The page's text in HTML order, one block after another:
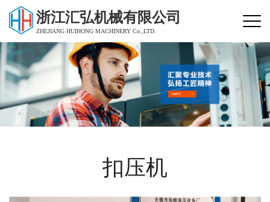
浙江汇弘机械有限公司
ZHEJIANG HUIHONG MACHINERY Co.,LTD.
扣压机